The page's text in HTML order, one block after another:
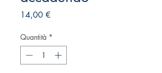
14,00 €
Quantità *